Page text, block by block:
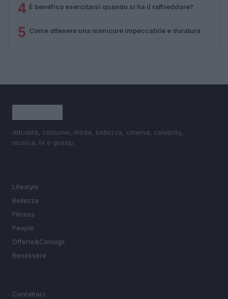
4 È benefico esercitarsi quando si ha il raffreddore?
5 Come ottenere una manicure impeccabile e duratura
Attualità, costume, moda, bellezza, cinema, celebrity,
musica, tv e gossip.
Lifestyle
Bellezza
Fitness
People
Offerte&Consigli
Benessere
Contattaci